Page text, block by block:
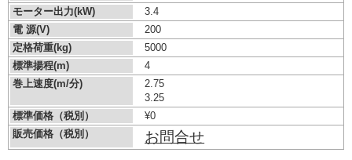
モーター出力(kW)
3.4
電 源(V)
200
定格荷重(kg)
5000
標準揚程(m)
4
巻上速度(m/分)
2.75
3.25
標準価格（税別）
¥0
販売価格（税別）
お問合せ